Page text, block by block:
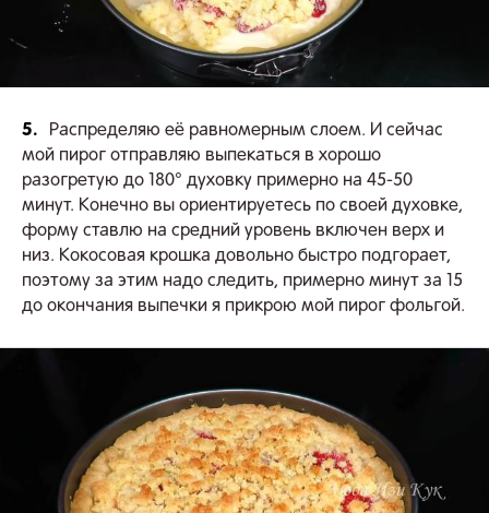
5.
Распределяю её равномерным слоем. И сейчас
мой пирог отправляю выпекаться в хорошо
разогретую до 180° духовку примерно на 45-50
минут. Конечно вы ориентируетесь по своей духовке,
форму ставлю на средний уровень включен верх и
низ. Кокосовая крошка довольно быстро подгорает,
поэтому за этим надо следить, примерно минут за 15
до окончания выпечки я прикрою мой пирог фольгой.